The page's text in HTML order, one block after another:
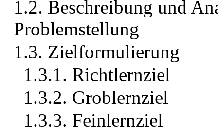
1.2. Beschreibung und
Problemstellung
1.3. Zielformulierung
1.3.1. Richtlernziel
1.3.2. Groblernziel
1.3.3. Feinlernziel